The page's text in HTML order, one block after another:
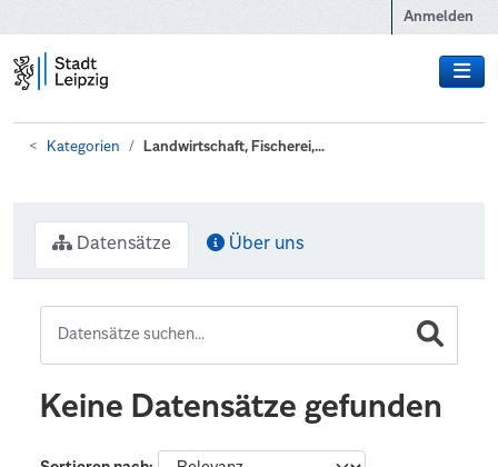
Anmelden
Kategorien Landwirtschaft, Fischerei,...
Datensätze Über uns
Keine Datensätze gefunden